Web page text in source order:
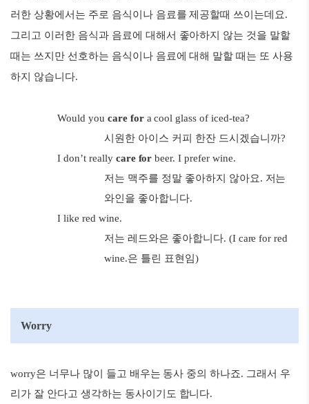
러한 상황에서는 주로 음식이나 음료를 제공할때 쓰이는데요.
그리고 이러한 음식과 음료에 대해서 좋아하지 않는 것을 말할
때는 쓰지만 선호하는 음식이나 음료에 대해 말할 때는 또 사용
하지 않습니다.
Would you care fora cool glass of iced-tea?
시원한 아이스 커피 한잔 드시겠습니까?
I don’t really care forbeer. I prefer wine.
저는 맥주를 정말 좋아하지 않아요. 저는
와인을 좋아합니다.
I like red wine.
저는 레드와은 좋아합니다. (I care for red
wine.은 틀린 표현임)
Worry
worry은 너무나 많이 들고 배우는 동사 중의 하나죠. 그래서 우
리가 잘 안다고 생각하는 동사이기도 합니다.